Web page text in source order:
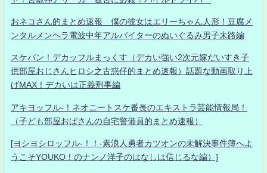
おネコさん的まとめ速報 僕の彼女はエリーちゃん人形！豆腐メ
ンタルメンヘラ電波中年アルバイターのぬいぐるみ男子末路編
スケバン！デカッフルまっくす（デカい強い2次元嫁だいすき子
供部屋おじさんヒロシ之古惑仔的まとめ速報）話題な動画取り上
げMAX！デカいは正義刑事編
アキヨッフル-！ネオニートスケ番長のエキストラ芸能情報局！
（子ども部屋おばさんの自宅警備員的まとめ速報）
[ヨシヨシロッフル-！！-素浪人勇者カツオンの未解決事件簿へよ
うこそYOUKO！のナンノ洋子のはなしは信じるな編）]